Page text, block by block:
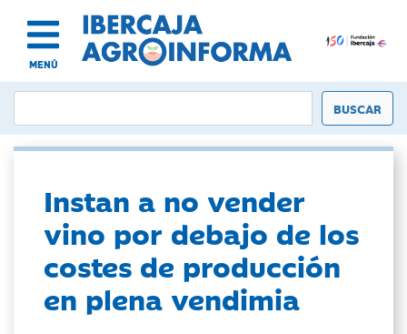
MENÚ
Instan a no vender
vino por debajo de los
costes de producción
en plena vendimia